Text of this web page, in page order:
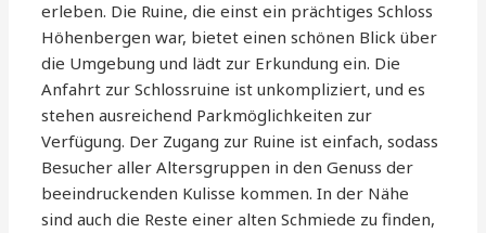
erleben. Die Ruine, die einst ein prächtiges Schloss
Höhenbergen war, bietet einen schönen Blick über
die Umgebung und lädt zur Erkundung ein. Die
Anfahrt zur Schlossruine ist unkompliziert, und es
stehen ausreichend Parkmöglichkeiten zur
Verfügung. Der Zugang zur Ruine ist einfach, sodass
Besucher aller Altersgruppen in den Genuss der
beeindruckenden Kulisse kommen. In der Nähe
sind auch die Reste einer alten Schmiede zu finden,